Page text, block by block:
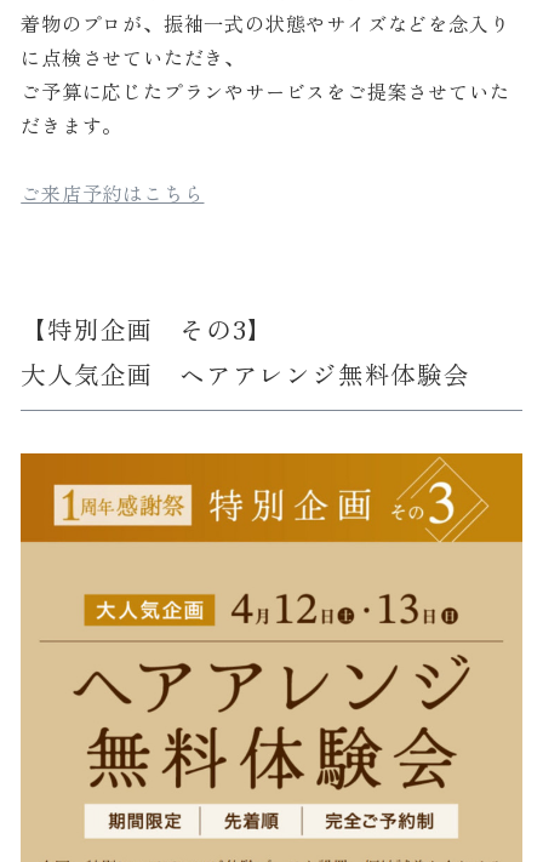
着物のプロが、振袖一式の状態やサイズなどを念入り
に点検させていただき、
ご予算に応じたプランやサービスをご提案させていた
だきます。
ご来店予約はこちら
【特別企画 その3】
大人気企画 ヘアアレンジ無料体験会